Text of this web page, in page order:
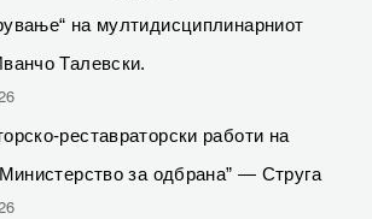
на мултидисциплинарниот
Талевски.
реставраторски работи на
за одбрана” — Струга